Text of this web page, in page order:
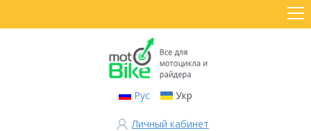
Рус Укр
Личный кабинет